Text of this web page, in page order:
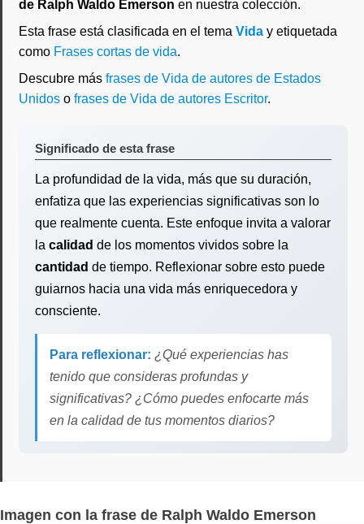
de Ralph Waldo Emerson en nuestra colección.
Esta frase está clasificada en el tema Vida y etiquetada
como Frases cortas de vida.
Descubre más frases de Vida de autores de Estados
Unidos o frases de Vida de autores Escritor.
Significado de esta frase
La profundidad de la vida, más que su duración,
enfatiza que las experiencias significativas son lo
que realmente cuenta. Este enfoque invita a valorar
la calidad de los momentos vividos sobre la
cantidad de tiempo. Reflexionar sobre esto puede
guiarnos hacia una vida más enriquecedora y
consciente.
Para reflexionar: ¿Qué experiencias has
tenido que consideras profundas y
significativas? ¿Cómo puedes enfocarte más
en la calidad de tus momentos diarios?
Imagen con la frase de Ralph Waldo Emerson